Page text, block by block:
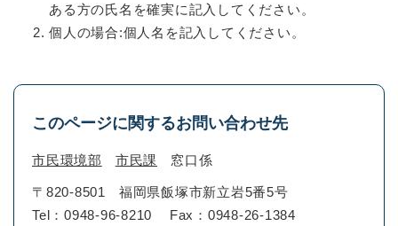
ある方の氏名を確実に記入してください。
個人の場合:個人名を記入してください。
このページに関するお問い合わせ先
市民環境部 市民課 窓口係
〒820-8501
福岡県飯塚市新立岩5番5号
Tel：0948-96-8210
Fax：0948-26-1384